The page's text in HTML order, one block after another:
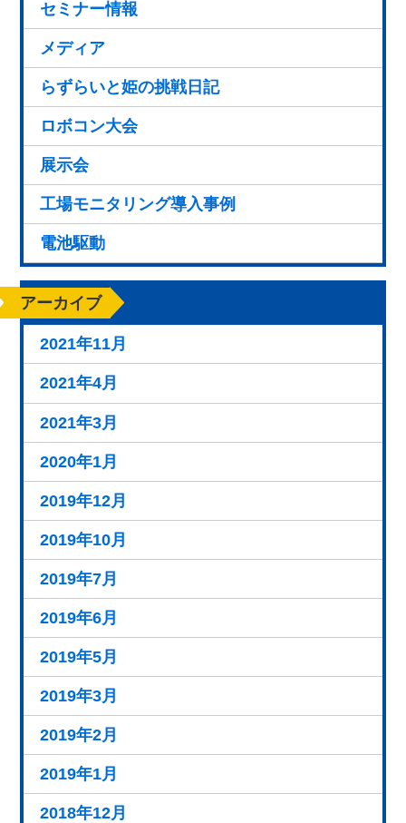
セミナー情報
メディア
らずらいと姫の挑戦日記
ロボコン大会
展示会
工場モニタリング導入事例
電池駆動
アーカイブ
2021年11月
2021年4月
2021年3月
2020年1月
2019年12月
2019年10月
2019年7月
2019年6月
2019年5月
2019年3月
2019年2月
2019年1月
2018年12月